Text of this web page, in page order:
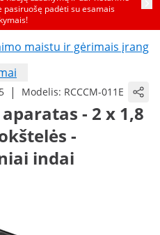
padėti su esamais
maistu ir gėrimais įranga
| Modelis: RCCCM-011E
- 2 x 1,8
-
indai